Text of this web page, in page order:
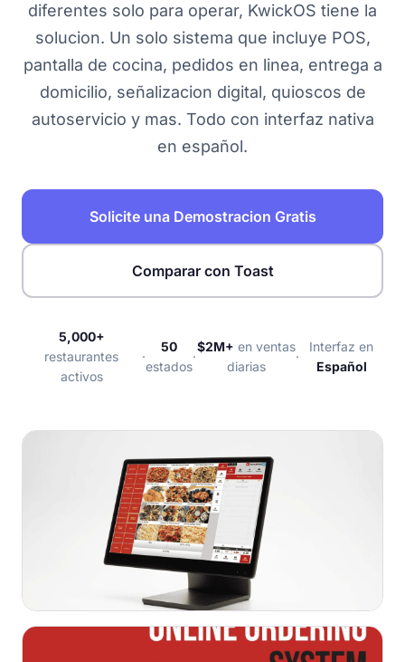
diferentes solo para operar, KwickOS tiene la
solucion. Un solo sistema que incluye POS,
pantalla de cocina, pedidos en linea, entrega a
domicilio, señalizacion digital, quioscos de
autoservicio y mas. Todo con interfaz nativa
en español.
Solicite una Demostracion Gratis
Comparar con Toast
5,000+
restaurantes
activos
·
50
estados
·
$2M+ en ventas
diarias
·
Interfaz en
Español